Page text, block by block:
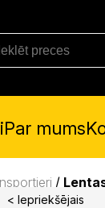
Par mums
/
< Iepriekšējais